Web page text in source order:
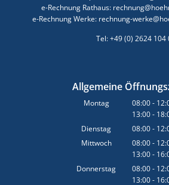
e-Rechnung Rathaus:
e-Rechnung Werke: rechnung-
Tel: +49 (0) 2624 104
Allgemeine
Montag 08:00-
13:00-
Dienstag 08:00-
Mittwoch 08:00-
13:00-
Donnerstag 08:00-
13:00-